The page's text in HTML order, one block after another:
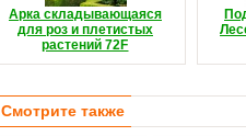
Арка складывающаяся
для роз и плетистых
растений 72F
Смотрите также